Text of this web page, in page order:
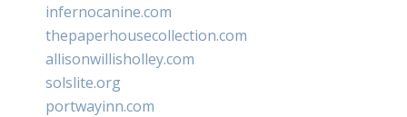
infernocanine.com
thepaperhousecollection.com
allisonwillisholley.com
solslite.org
portwayinn.com